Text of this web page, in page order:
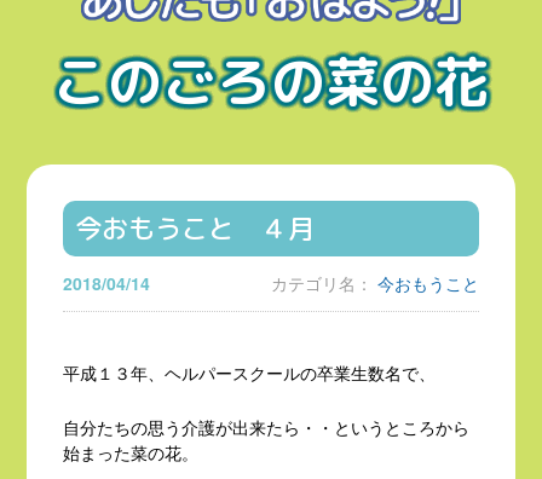
このごろの菜の花
今おもうこと ４月
2018/04/14 カテゴリ名： 今おもうこと
平成１３年、ヘルパースクールの卒業生数名で、
自分たちの思う介護が出来たら・・というところから
始まった菜の花。